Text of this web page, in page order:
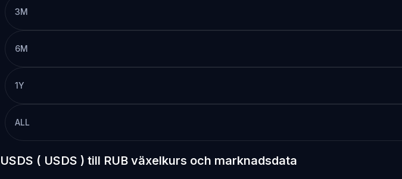
3M
6M
1Y
ALL
USDS ( USDS ) till RUB växelkurs och marknadsdata